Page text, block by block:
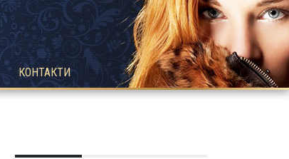
КОНТАКТИ